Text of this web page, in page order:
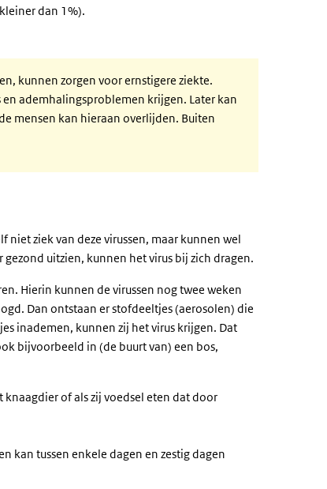
dan 1%).
kunnen zorgen voor ernstigere ziekte.
ademhalingsproblemen krijgen. Later kan
mensen kan hieraan overlijden. Buiten
niet ziek van deze virussen, maar kunnen wel
uitzien, kunnen het virus bij zich dragen.
Hierin kunnen de virussen nog twee weken
Dan ontstaan er stofdeeltjes (aerosolen) die
inademen, kunnen zij het virus krijgen. Dat
bijvoorbeeld in (de buurt van) een bos,
of als zij voedsel eten dat door
kan tussen enkele dagen en zestig dagen